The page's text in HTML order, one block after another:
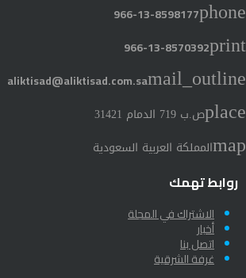
phone
966-13-8598177
print
966-13-8570392
mail_outline
aliktisad@aliktisad.com.sa
placeص.ب 719 الدمام 31421
mapالمملكة العربية السعودية
روابط تهمك
الاشتراك في المجلة
أخبار
اتصل بنا
غرفة الشرقية